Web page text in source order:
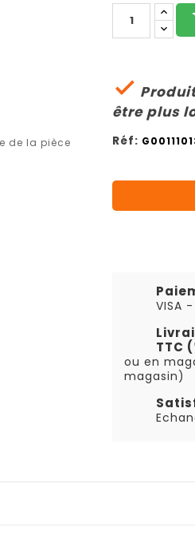
de la pièce

être plus
Réf:
VISA -
TTC
ou en
magasin)